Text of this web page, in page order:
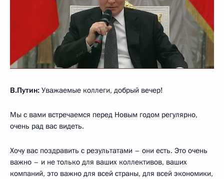
В.Путин: Уважаемые коллеги, добрый вечер!
Мы с вами встречаемся перед Новым годом регулярно,
очень рад вас видеть.
Хочу вас поздравить с результатами – они есть. Это очень
важно – и не только для ваших коллективов, ваших
компаний, это важно для всей страны, для всей экономики,